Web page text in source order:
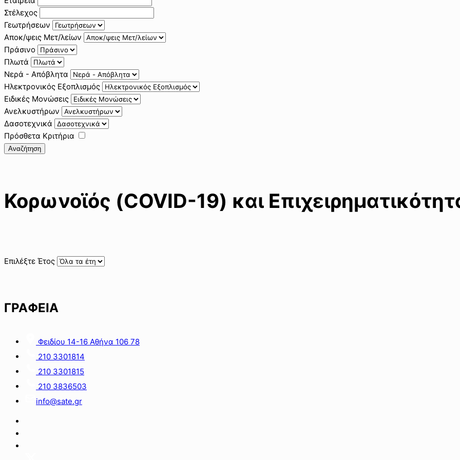
Στέλεχος
Γεωτρήσεων
Αποκ/ψεις Μετ/λείων
Πράσινο
Πλωτά
Νερά - Απόβλητα
Ηλεκτρονικός Εξοπλισμός
Ειδικές Μονώσεις
Ανελκυστήρων
Δασοτεχνικά
Πρόσθετα Κριτήρια
Αναζήτηση
Κορωνοϊός (COVID-19) και
Επιλέξτε Έτος
ΓΡΑΦΕΙΑ
Φειδίου 14-16 Αθήνα 106 78
210 3301814
210 3301815
210 3836503
info@sate.gr